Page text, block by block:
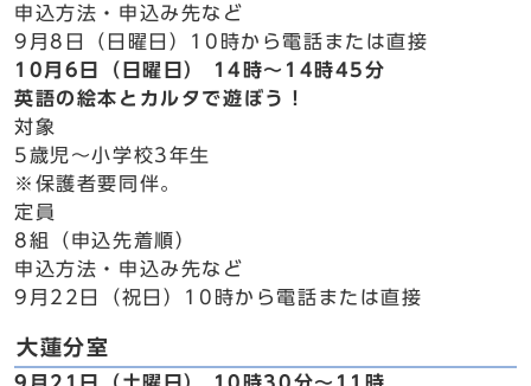
申込方法・申込み先など
9月8日（日曜日）10時から電話または直接
10月6日（日曜日） 14時～14時45分
英語の絵本とカルタで遊ぼう！
対象
5歳児～小学校3年生
※保護者要同伴。
定員
8組（申込先着順）
申込方法・申込み先など
9月22日（祝日）10時から電話または直接
大蓮分室